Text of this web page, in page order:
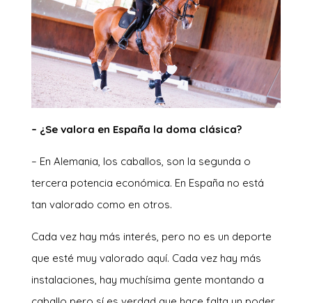
– ¿Se valora en España la doma clásica?
– En Alemania, los caballos, son la segunda o
tercera potencia económica. En España no está
tan valorado como en otros.
Cada vez hay más interés, pero no es un deporte
que esté muy valorado aquí. Cada vez hay más
instalaciones, hay muchísima gente montando a